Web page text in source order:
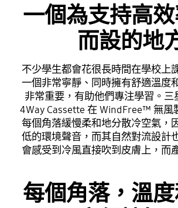
一個為支持高
而設的地
不少學生都會花很長時間在學校上
一個非常寧靜、同時擁有舒適溫度
非常重要，有助他們專注學習。
4Way Cassette 在 WindFree™ 無風
每個角落緩慢柔和地分散冷空氣，
低的環境聲音，而其自然對流設計
會感受到冷風直接吹到皮膚上，而
每個角落，溫